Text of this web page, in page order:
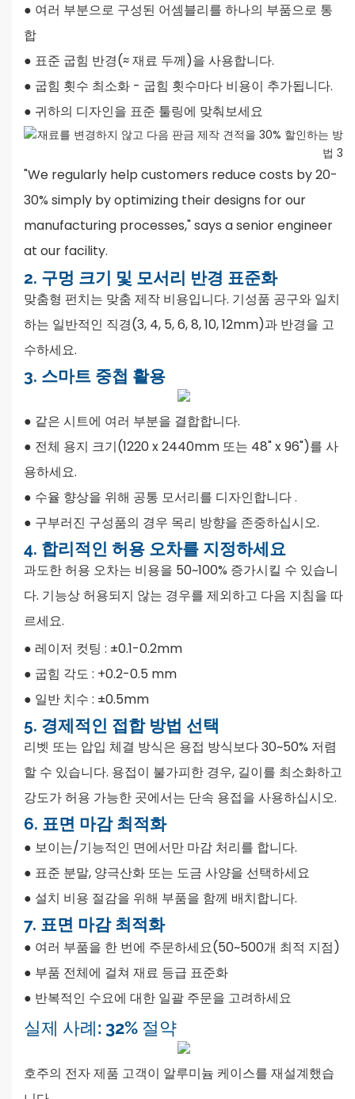
● 여러 부분으로 구성된 어셈블리를 하나의 부품으로 통
합
● 표준 굽힘 반경(≈ 재료 두께)을 사용합니다.
● 굽힘 횟수 최소화 - 굽힘 횟수마다 비용이 추가됩니다.
● 귀하의 디자인을 표준 툴링에 맞춰보세요
"We regularly help customers reduce costs by 20-
30% simply by optimizing their designs for our
manufacturing processes," says a senior engineer
at our facility.
2. 구멍 크기 및 모서리 반경 표준화
맞춤형 펀치는 맞춤 제작 비용입니다. 기성품 공구와 일치
하는 일반적인 직경(3, 4, 5, 6, 8, 10, 12mm)과 반경을 고
수하세요.
3. 스마트 중첩 활용
● 같은 시트에 여러 부분을 결합합니다.
● 전체 용지 크기(1220 x 2440mm 또는 48" x 96")를 사
용하세요.
● 수율 향상을 위해 공통 모서리를 디자인합니다 .
● 구부러진 구성품의 경우 목리 방향을 존중하십시오.
4. 합리적인 허용 오차를 지정하세요
과도한 허용 오차는 비용을 50~100% 증가시킬 수 있습니
다. 기능상 허용되지 않는 경우를 제외하고 다음 지침을 따
르세요.
● 레이저 컷팅 : ±0.1-0.2mm
● 굽힘 각도 : +0.2-0.5 mm
● 일반 치수 : ±0.5mm
5. 경제적인 접합 방법 선택
리벳 또는 압입 체결 방식은 용접 방식보다 30~50% 저렴
할 수 있습니다. 용접이 불가피한 경우, 길이를 최소화하고
강도가 허용 가능한 곳에서는 단속 용접을 사용하십시오.
6. 표면 마감 최적화
● 보이는/기능적인 면에서만 마감 처리를 합니다.
● 표준 분말, 양극산화 또는 도금 사양을 선택하세요
● 설치 비용 절감을 위해 부품을 함께 배치합니다.
7. 표면 마감 최적화
● 여러 부품을 한 번에 주문하세요(50~500개 최적 지점)
● 부품 전체에 걸쳐 재료 등급 표준화
● 반복적인 수요에 대한 일괄 주문을 고려하세요
실제 사례: 32% 절약
호주의 전자 제품 고객이 알루미늄 케이스를 재설계했습